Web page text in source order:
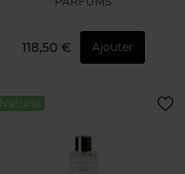
118,50 € Ajouter
Naturel